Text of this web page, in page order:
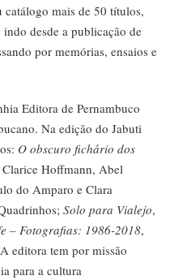
catálogo mais de 50 títulos,
indo desde a publicação de
por memórias, ensaios e
Editora de Pernambuco
Na edição do Jabuti
O obscuro fichário dos
Clarice Hoffmann, Abel
do Amparo e Clara
Solo para Vialejo,
– Fotografias: 1986-2018,
editora tem por missão
para a cultura